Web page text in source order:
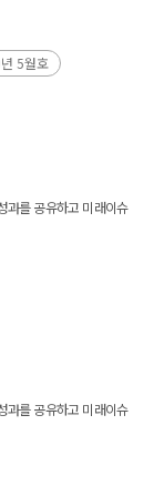
5월호
과를 공유하고 미래이슈
대회의실
과를 공유하고 미래이슈
대회의실